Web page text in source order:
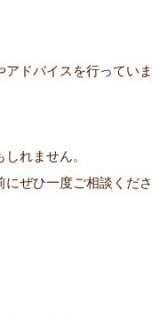
ドバイスを行っていま
しれません。
ぜひ一度ご相談くださ